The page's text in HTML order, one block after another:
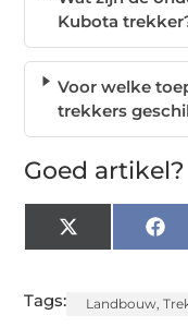
Kubota
Voor welke
trekkers
Goed
X
(Twitter)
Tags: Landbouw,